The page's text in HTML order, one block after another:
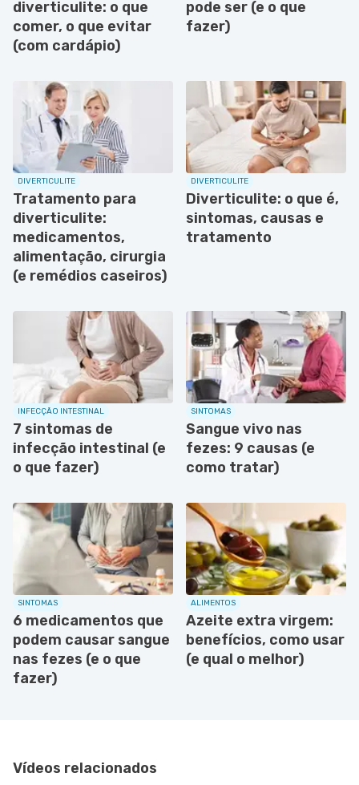
diverticulite: o que
comer, o que evitar
(com cardápio)
pode ser (e o que
fazer)
DIVERTICULITE
Tratamento para
diverticulite:
medicamentos,
alimentação, cirurgia
(e remédios caseiros)
DIVERTICULITE
Diverticulite: o que é,
sintomas, causas e
tratamento
INFECÇÃO INTESTINAL
7 sintomas de
infecção intestinal (e
o que fazer)
SINTOMAS
Sangue vivo nas
fezes: 9 causas (e
como tratar)
SINTOMAS
6 medicamentos que
podem causar sangue
nas fezes (e o que
fazer)
ALIMENTOS
Azeite extra virgem:
benefícios, como usar
(e qual o melhor)
Vídeos relacionados